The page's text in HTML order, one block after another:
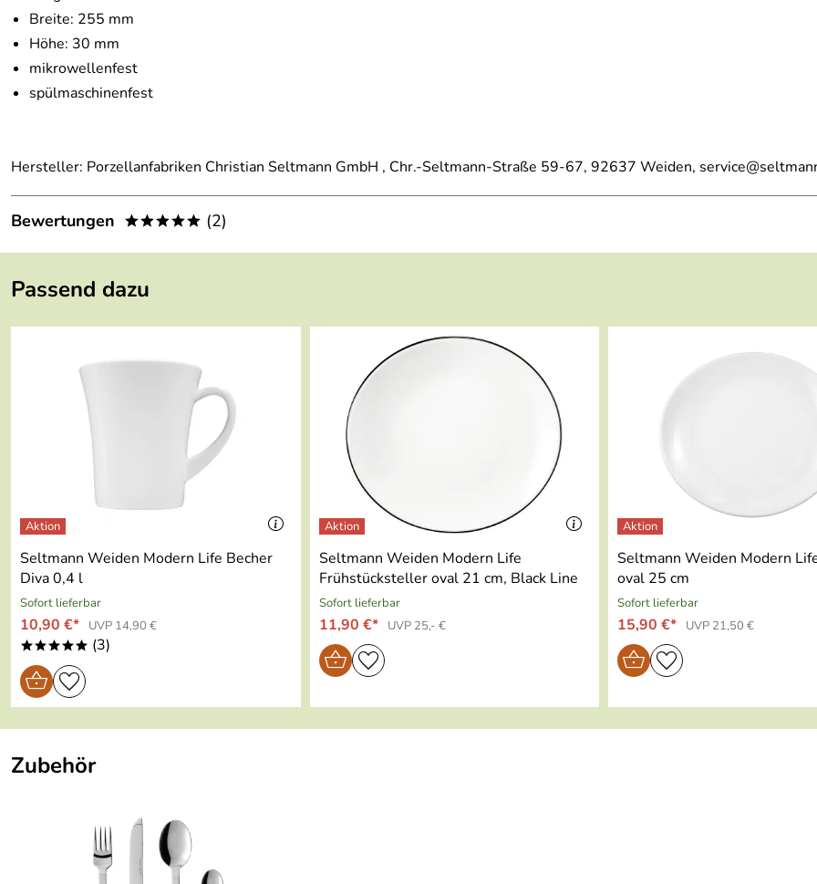
Breite: 255 mm
Höhe: 30 mm
mikrowellenfest
spülmaschinenfest
Hersteller: Porzellanfabriken Christian Seltmann GmbH , Chr.-Seltmann-Straße 59-67, 92637 Weiden,
Bewertungen ***** (2)
5
4
*****
Verifizierte Bewertung
Die Teller kamen wegen schlechter Verpackung zerbrochen an. Ein kurzes Mail an die Firma half mir sofort weiter. Ich
und bekam zwei Tage danach -diesmal gut verpackte- neue Teller zugesandt. Wir sind mit dem Service sehr zufrieden
Kaufdatum: 19.05.2016
Bewertungsdatum: 17.06.2016
Ortner
*****
Verifizierte Bewertung
Schönes Design, Teller ein wenig zu schwer.
Lieferung prompt und perfektes Kundenservice.
Kaufdatum: 19.05.2016
Bewertungsdatum: 06.06.2016
Passend dazu
Seltmann Weiden Modern Life Becher
Diva 0,4 l
Sofort lieferbar
10,90 €* UVP 14,90 €
***** (3)
Seltmann Weiden Modern Life
Frühstücksteller oval 21 cm, Black Line
Sofort lieferbar
11,90 €* UVP 25,- €
Seltmann Weiden Modern
oval 25 cm
Sofort lieferbar
15,90 €* UVP 21,50 €
Zubehör